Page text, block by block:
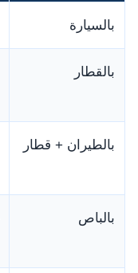
بالسيارة
بالقطار
بالطيران + قطار
بالباص